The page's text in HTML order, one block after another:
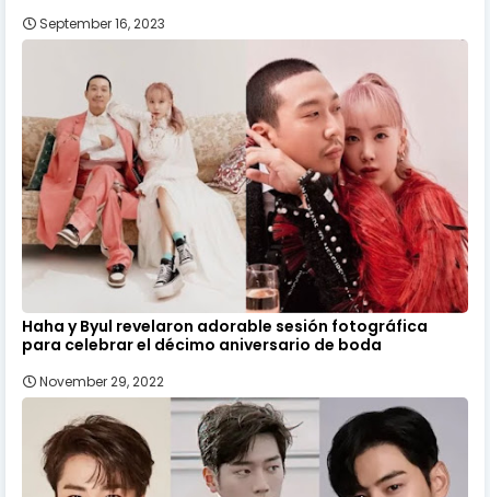
September 16, 2023
Haha y Byul revelaron adorable sesión fotográfica
para celebrar el décimo aniversario de boda
November 29, 2022